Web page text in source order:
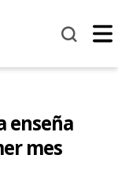
enseña
mes